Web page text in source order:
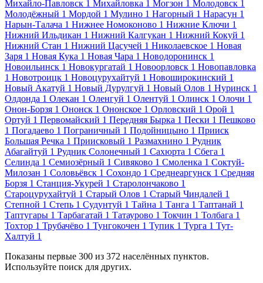
Михайло-Павловск 1 Михайловка 1 Могзон 1 Молодовск 1
Молодёжный 1 Мордой 1 Мулино 1 Нагорный 1 Нарасун 1
Нарын-Талача 1 Нижнее Номоконово 1 Нижние Ключи 1
Нижний Ильдикан 1 Нижний Калгукан 1 Нижний Кокуй 1
Нижний Стан 1 Нижний Цасучей 1 Николаевское 1 Новая
Заря 1 Новая Кука 1 Новая Чара 1 Новодоронинск 1
Новоильинск 1 Новокургатай 1 Новоорловск 1 Новопавловка
1 Новотроицк 1 Новоцурухайтуй 1 Новоширокинский 1
Новый Акатуй 1 Новый Дурулгуй 1 Новый Олов 1 Нуринск 1
Олдонда 1 Олекан 1 Оленгуй 1 Олентуй 1 Олинск 1 Олочи 1
Онон-Борзя 1 Ононск 1 Ононское 1 Орловский 1 Орой 1
Ортуй 1 Первомайский 1 Передняя Бырка 1 Пески 1 Пешково
1 Погадаево 1 Пограничный 1 Подойницыно 1 Прииск
Большая Речка 1 Приисковый 1 Размахнино 1 Рудник
Абагайтуй 1 Рудник Солонечный 1 Сахюрта 1 Сбега 1
Селинда 1 Семиозёрный 1 Сивяково 1 Смоленка 1 Соктуй-
Милозан 1 Соловьёвск 1 Сохондо 1 Среднеаргунск 1 Средняя
Борзя 1 Станция-Укурей 1 Старолончаково 1
Староцурухайтуй 1 Старый Олов 1 Старый Чиндалей 1
Степной 1 Степь 1 Судунтуй 1 Тайна 1 Танга 1 Таптанай 1
Таптугары 1 Тарбагатай 1 Татаурово 1 Токчин 1 Толбага 1
Тохтор 1 Трубачёво 1 Тунгокочен 1 Тупик 1 Турга 1 Тут-
Халтуй 1
Показаны первые 300 из 372 населённых пунктов.
Используйте поиск для других.